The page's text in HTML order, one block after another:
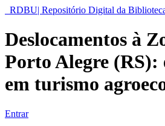
RDBU| Repositório Digital da
Deslocamentos à
Porto Alegre (RS):
em turismo
Entrar